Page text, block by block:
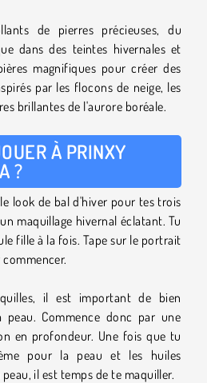
de pierres précieuses, du
dans des teintes hivernales et
magnifiques pour créer des
par les flocons de neige, les
brillantes de l'aurore boréale.
À PRINXY
?
look de bal d'hiver pour tes trois
maquillage hivernal éclatant. Tu
fille à la fois. Tape sur le portrait
il est important de bien
Commence donc par une
en profondeur. Une fois que tu
pour la peau et les huiles
il est temps de te maquiller.